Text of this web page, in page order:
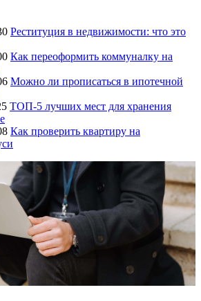
Реституция в недвижимости: что это
Как переоформить коммуналку на
Можно ли прописаться в ипотечной
ТОП-5 лучших мест для хранения
Как проверить квартиру на